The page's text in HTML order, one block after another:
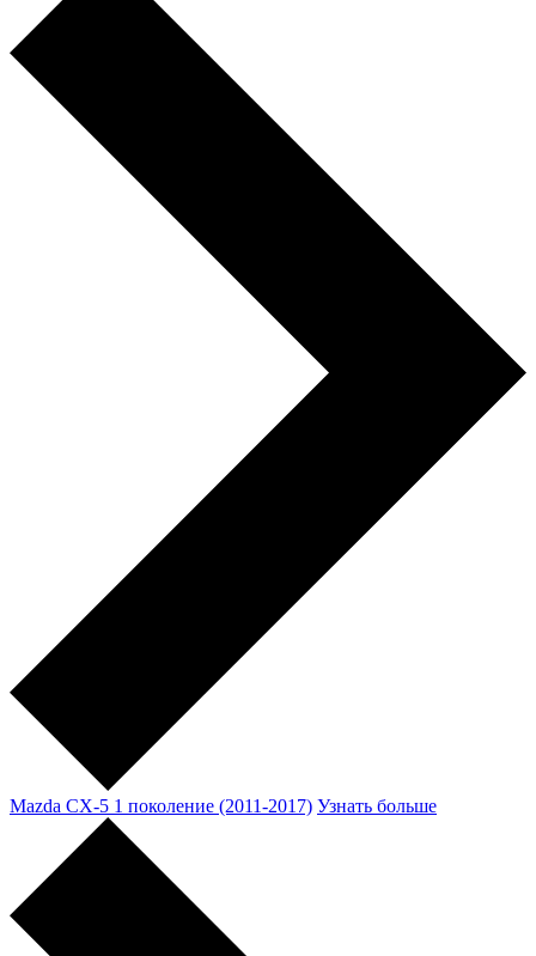
Mazda CX-5 1 поколение (2011-2017) Узнать больше